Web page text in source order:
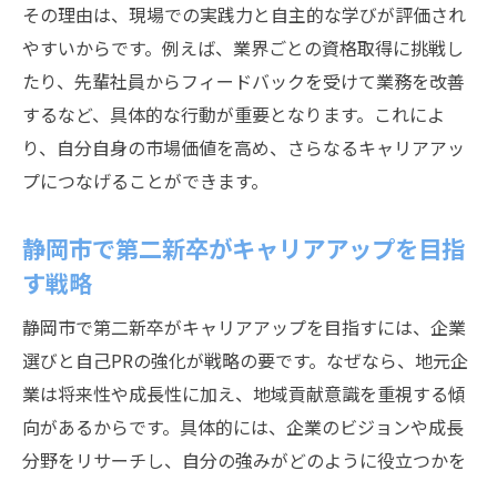
その理由は、現場での実践力と自主的な学びが評価され
やすいからです。例えば、業界ごとの資格取得に挑戦し
たり、先輩社員からフィードバックを受けて業務を改善
するなど、具体的な行動が重要となります。これによ
り、自分自身の市場価値を高め、さらなるキャリアアッ
プにつなげることができます。
静岡市で第二新卒がキャリアアップを目指
す戦略
静岡市で第二新卒がキャリアアップを目指すには、企業
選びと自己PRの強化が戦略の要です。なぜなら、地元企
業は将来性や成長性に加え、地域貢献意識を重視する傾
向があるからです。具体的には、企業のビジョンや成長
分野をリサーチし、自分の強みがどのように役立つかを